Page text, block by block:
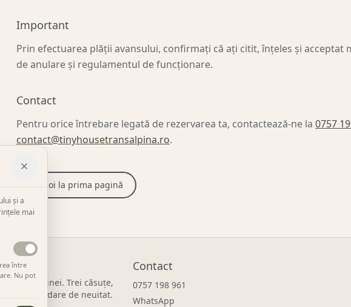
Important
Prin efectuarea plății avansului, confirmați că ați citit, înțeles și acceptat
de anulare și regulamentul de funcționare.
Contact
Pentru orice întrebare legată de rezervarea ta, contactează-ne la 0757
contact@tinyhousetransalpina.ro.
Înapoi la prima pagină
Transalpinei. Trei căsuțe,
o evadare de neuitat.
Contact
0757 198 961
WhatsApp
și a
mai
între
Nu pot